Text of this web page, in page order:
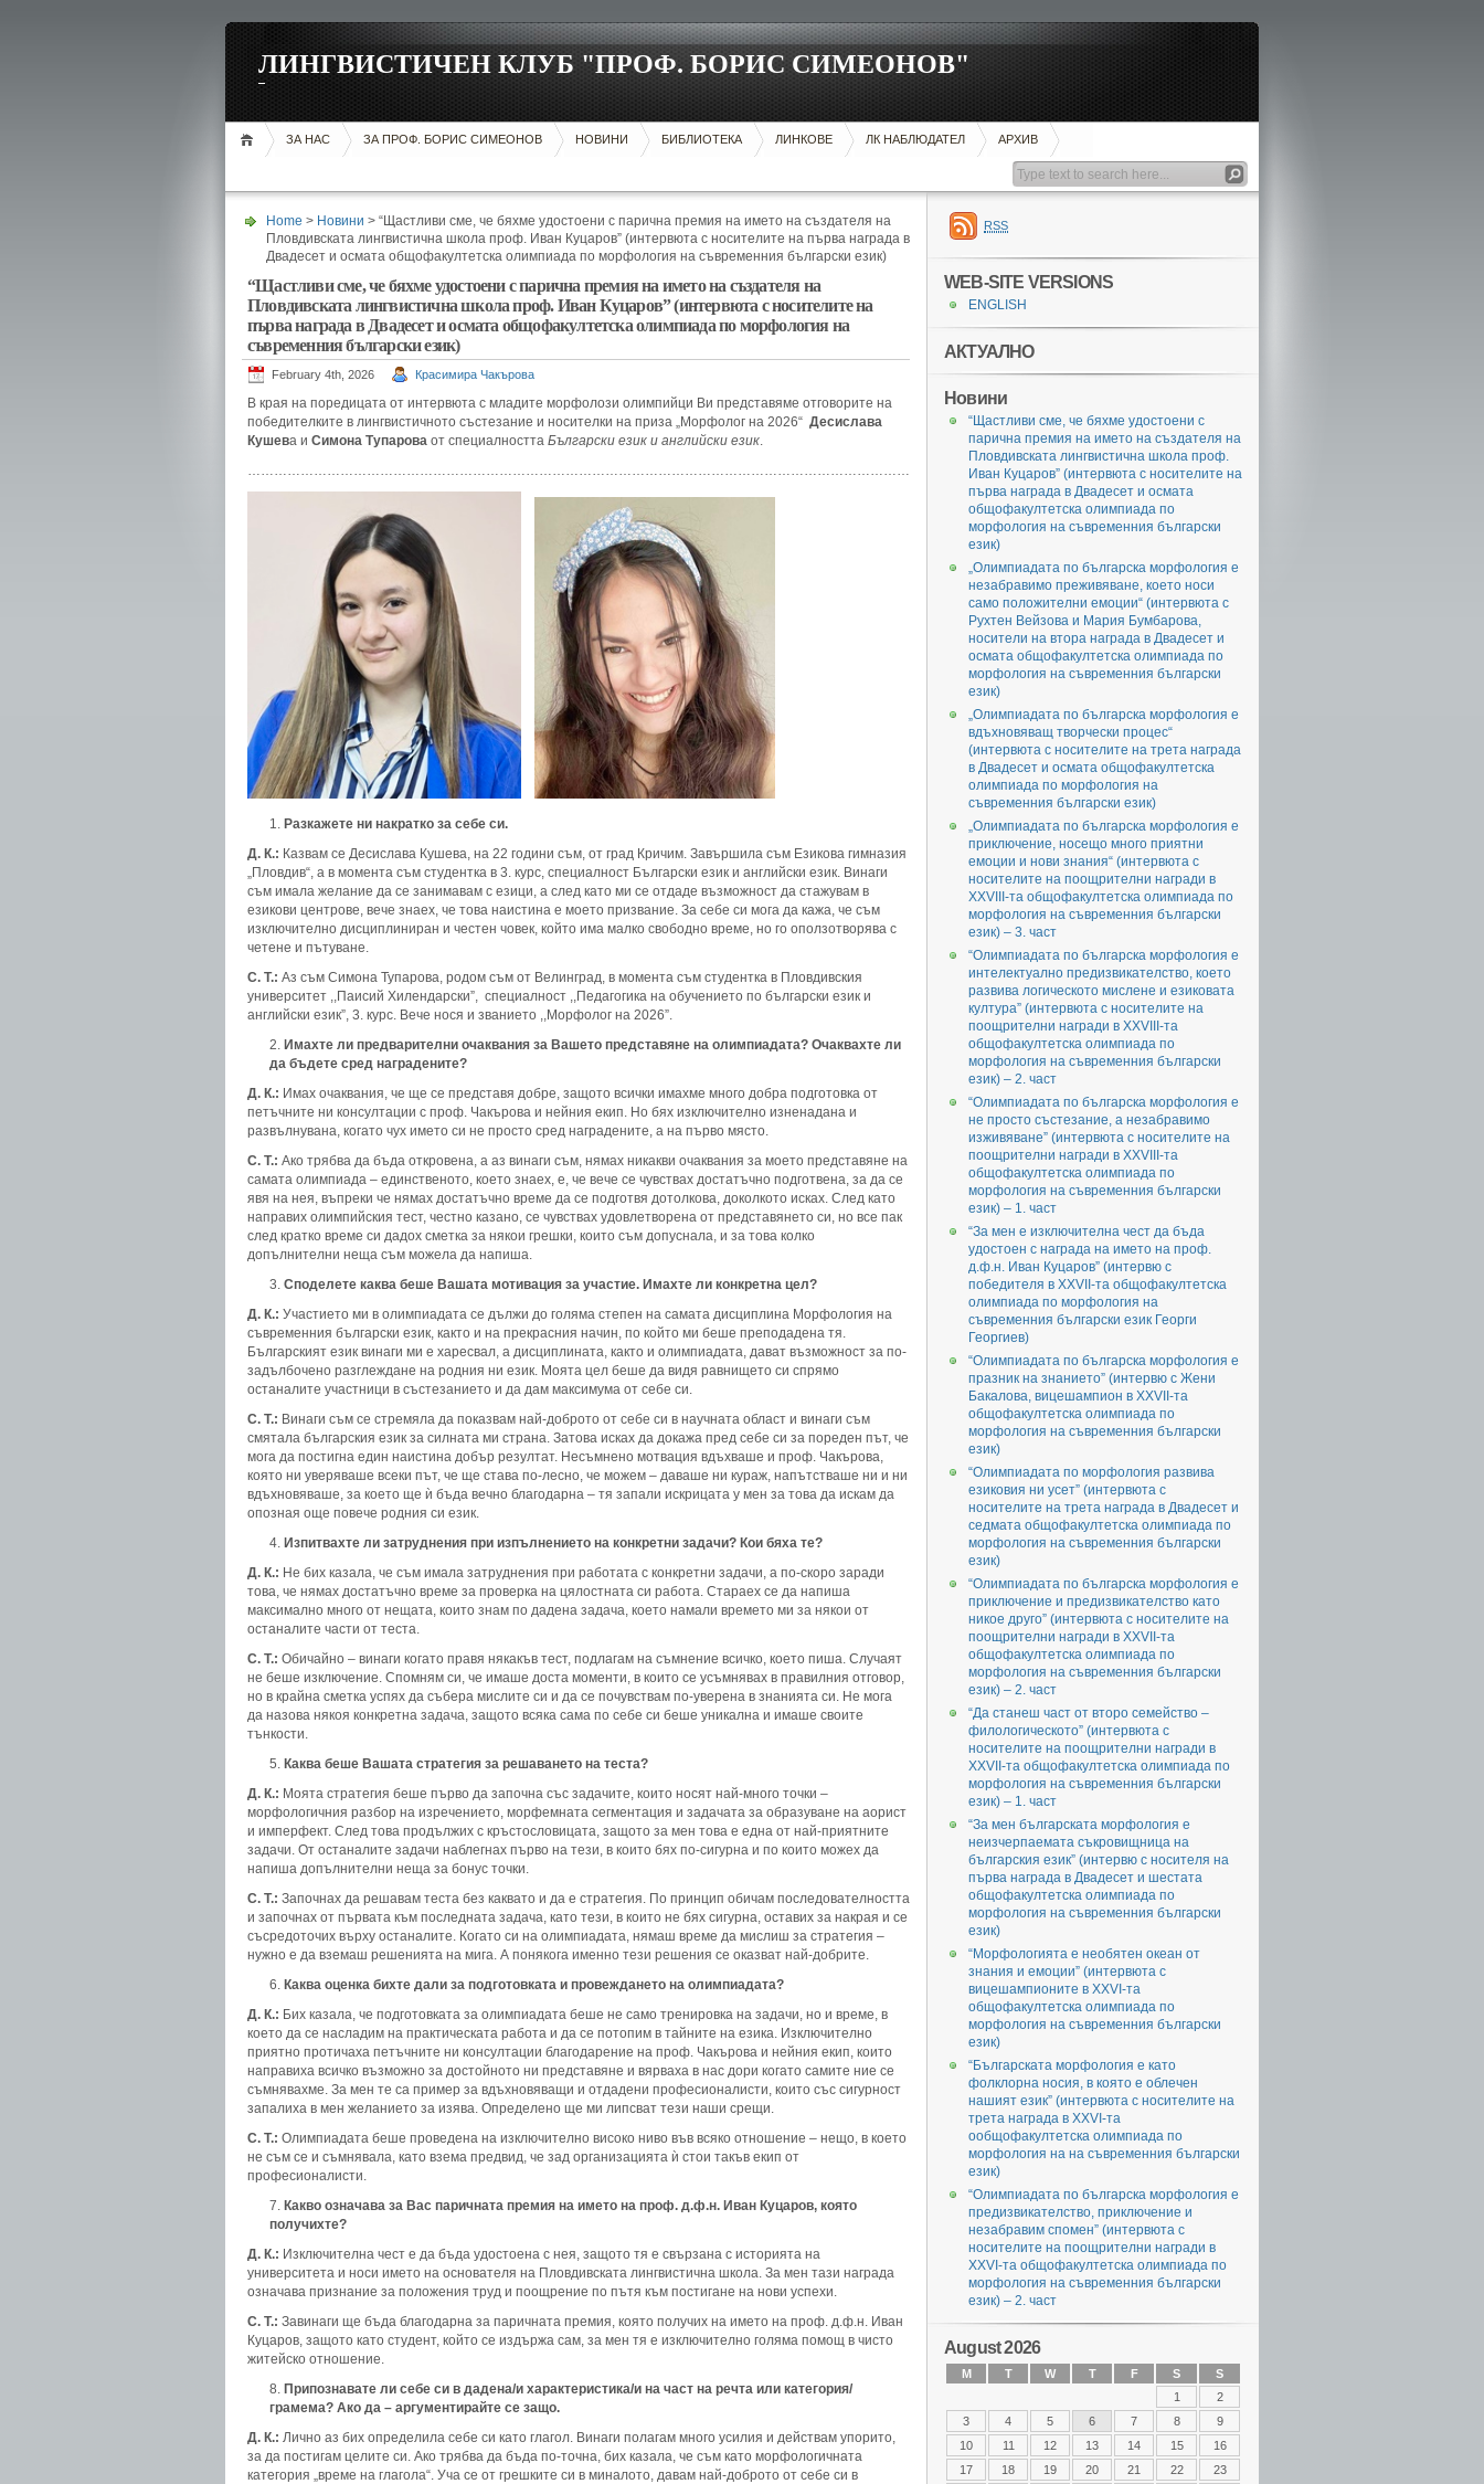
ЛИНГВИСТИЧЕН КЛУБ "ПРОФ. БОРИС СИМЕОНОВ"
ЗА НАС ЗА ПРОФ. БОРИС СИМЕОНОВ НОВИНИ БИБЛИОТЕКА ЛИНКОВЕ ЛК НАБЛЮДАТЕЛ АРХИВ
Home > Новини > “Щастливи сме, че бяхме удостоени с парична премия на името на създателя на
Пловдивската лингвистична школа проф. Иван Куцаров” (интервюта с носителите на първа награда в
Двадесет и осмата общофакултетска олимпиада по морфология на съвременния български език)
“Щастливи сме, че бяхме удостоени с парична премия на името на създателя на
Пловдивската лингвистична школа проф. Иван Куцаров” (интервюта с носителите на
първа награда в Двадесет и осмата общофакултетска олимпиада по морфология на
съвременния български език)
February 4th, 2026 Красимира Чакърова
В края на поредицата от интервюта с младите морфолози олимпийци Ви представяме отговорите на
победителките в лингвистичното състезание и носителки на приза „Морфолог на 2026“ Десислава
Кушева и Симона Тупарова от специалността Български език и английски език.
……………………………………………………………………………………………………………………………………………………….
Разкажете ни накратко за себе си.
Д. К.: Казвам се Десислава Кушева, на 22 години съм, от град Кричим. Завършила съм Езикова гимназия
„Пловдив“, а в момента съм студентка в 3. курс, специалност Български език и английски език. Винаги
съм имала желание да се занимавам с езици, а след като ми се отдаде възможност да стажувам в
езикови центрове, вече знаех, че това наистина е моето призвание. За себе си мога да кажа, че съм
изключително дисциплиниран и честен човек, който има малко свободно време, но го оползотворява с
четене и пътуване.
С. Т.: Аз съм Симона Тупарова, родом съм от Велинград, в момента съм студентка в Пловдивския
университет ,,Паисий Хилендарски”, специалност ,,Педагогика на обучението по български език и
английски език”, 3. курс. Вече нося и званието ,,Морфолог на 2026”.
Имахте ли предварителни очаквания за Вашето представяне на олимпиадата? Очаквахте ли
да бъдете сред наградените?
Д. К.: Имах очаквания, че ще се представя добре, защото всички имахме много добра подготовка от
петъчните ни консултации с проф. Чакърова и нейния екип. Но бях изключително изненадана и
развълнувана, когато чух името си не просто сред наградените, а на първо място.
С. Т.: Ако трябва да бъда откровена, а аз винаги съм, нямах никакви очаквания за моето представяне на
самата олимпиада – единственото, което знаех, е, че вече се чувствах достатъчно подготвена, за да се
явя на нея, въпреки че нямах достатъчно време да се подготвя дотолкова, доколкото исках. След като
направих олимпийския тест, честно казано, се чувствах удовлетворена от представянето си, но все пак
след кратко време си дадох сметка за някои грешки, които съм допуснала, и за това колко
допълнителни неща съм можела да напиша.
Споделете каква беше Вашата мотивация за участие. Имахте ли конкретна цел?
Д. К.: Участието ми в олимпиадата се дължи до голяма степен на самата дисциплина Морфология на
съвременния български език, както и на прекрасния начин, по който ми беше преподадена тя.
Българският език винаги ми е харесвал, а дисциплината, както и олимпиадата, дават възможност за по-
задълбочено разглеждане на родния ни език. Моята цел беше да видя равнището си спрямо
останалите участници в състезанието и да дам максимума от себе си.
С. Т.: Винаги съм се стремяла да показвам най-доброто от себе си в научната област и винаги съм
смятала българския език за силната ми страна. Затова исках да докажа пред себе си за пореден път, че
мога да постигна един наистина добър резултат. Несъмнено мотвация вдъхваше и проф. Чакърова,
която ни уверяваше всеки път, че ще става по-лесно, че можем – даваше ни кураж, напътстваше ни и ни
вдъхновяваше, за което ще ѝ бъда вечно благодарна – тя запали искрицата у мен за това да искам да
опозная още повече родния си език.
Изпитвахте ли затруднения при изпълнението на конкретни задачи? Кои бяха те?
Д. К.: Не бих казала, че съм имала затруднения при работата с конкретни задачи, а по-скоро заради
това, че нямах достатъчно време за проверка на цялостната си работа. Стараех се да напиша
максимално много от нещата, които знам по дадена задача, което намали времето ми за някои от
останалите части от теста.
С. Т.: Обичайно – винаги когато правя някакъв тест, подлагам на съмнение всичко, което пиша. Случаят
не беше изключение. Спомням си, че имаше доста моменти, в които се усъмнявах в правилния отговор,
но в крайна сметка успях да събера мислите си и да се почувствам по-уверена в знанията си. Не мога
да назова някоя конкретна задача, защото всяка сама по себе си беше уникална и имаше своите
тънкости.
Каква беше Вашата стратегия за решаването на теста?
Д. К.: Моята стратегия беше първо да започна със задачите, които носят най-много точки –
морфологичния разбор на изречението, морфемната сегментация и задачата за образуване на аорист
и имперфект. След това продължих с кръстословицата, защото за мен това е една от най-приятните
задачи. От останалите задачи наблегнах първо на тези, в които бях по-сигурна и по които можех да
напиша допълнителни неща за бонус точки.
С. Т.: Започнах да решавам теста без каквато и да е стратегия. По принцип обичам последователността
и започнах от първата към последната задача, като тези, в които не бях сигурна, оставих за накрая и се
съсредоточих върху останалите. Когато си на олимпиадата, нямаш време да мислиш за стратегия –
нужно е да вземаш решенията на мига. А понякога именно тези решения се оказват най-добрите.
Каква оценка бихте дали за подготовката и провеждането на олимпиадата?
Д. К.: Бих казала, че подготовката за олимпиадата беше не само тренировка на задачи, но и време, в
което да се насладим на практическата работа и да се потопим в тайните на езика. Изключително
приятно протичаха петъчните ни консултации благодарение на проф. Чакърова и нейния екип, които
направиха всичко възможно за достойното ни представяне и вярваха в нас дори когато самите ние се
съмнявахме. За мен те са пример за вдъхновяващи и отдадени професионалисти, които със сигурност
запалиха в мен желанието за изява. Определено ще ми липсват тези наши срещи.
С. Т.: Олимпиадата беше проведена на изключително високо ниво във всяко отношение – нещо, в което
не съм се и съмнявала, като взема предвид, че зад организацията ѝ стои такъв екип от
професионалисти.
Какво означава за Вас паричната премия на името на проф. д.ф.н. Иван Куцаров, която
получихте?
Д. К.: Изключителна чест е да бъда удостоена с нея, защото тя е свързана с историята на
университета и носи името на основателя на Пловдивската лингвистична школа. За мен тази награда
означава признание за положения труд и поощрение по пътя към постигане на нови успехи.
С. Т.: Завинаги ще бъда благодарна за паричната премия, която получих на името на проф. д.ф.н. Иван
Куцаров, защото като студент, който се издържа сам, за мен тя е изключително голяма помощ в чисто
житейско отношение.
Припознавате ли себе си в дадена/и характеристика/и на част на речта или категория/
грамема? Ако да – аргументирайте се защо.
Д. К.: Лично аз бих определила себе си като глагол. Винаги полагам много усилия и действам упорито,
за да постигам целите си. Ако трябва да бъда по-точна, бих казала, че съм като морфологичната
категория „време на глагола“. Уча се от грешките си в миналото, давам най-доброто от себе си в
RSS
WEB-SITE VERSIONS
ENGLISH
АКТУАЛНО
Новини
“Щастливи сме, че бяхме удостоени с
парична премия на името на създателя на
Пловдивската лингвистична школа проф.
Иван Куцаров” (интервюта с носителите на
първа награда в Двадесет и осмата
общофакултетска олимпиада по
морфология на съвременния български
език)
„Олимпиадата по българска морфология е
незабравимо преживяване, което носи
само положителни емоции“ (интервюта с
Рухтен Вейзова и Мария Бумбарова,
носители на втора награда в Двадесет и
осмата общофакултетска олимпиада по
морфология на съвременния български
език)
„Олимпиадата по българска морфология е
вдъхновяващ творчески процес“
(интервюта с носителите на трета награда
в Двадесет и осмата общофакултетска
олимпиада по морфология на
съвременния български език)
„Олимпиадата по българска морфология е
приключение, носещо много приятни
емоции и нови знания“ (интервюта с
носителите на поощрителни награди в
XXVIII-та общофакултетска олимпиада по
морфология на съвременния български
език) – 3. част
“Олимпиадата по българска морфология е
интелектуално предизвикателство, което
развива логическото мислене и езиковата
култура” (интервюта с носителите на
поощрителни награди в XXVIII-та
общофакултетска олимпиада по
морфология на съвременния български
език) – 2. част
“Олимпиадата по българска морфология е
не просто състезание, а незабравимо
изживяване” (интервюта с носителите на
поощрителни награди в XXVIII-та
общофакултетска олимпиада по
морфология на съвременния български
език) – 1. част
“За мен е изключителна чест да бъда
удостоен с награда на името на проф.
д.ф.н. Иван Куцаров” (интервю с
победителя в XXVII-та общофакултетска
олимпиада по морфология на
съвременния български език Георги
Георгиев)
“Олимпиадата по българска морфология е
празник на знанието” (интервю с Жени
Бакалова, вицешампион в XXVII-та
общофакултетска олимпиада по
морфология на съвременния български
език)
“Олимпиадата по морфология развива
езиковия ни усет” (интервюта с
носителите на трета награда в Двадесет и
седмата общофакултетска олимпиада по
морфология на съвременния български
език)
“Олимпиадата по българска морфология е
приключение и предизвикателство като
никое друго” (интервюта с носителите на
поощрителни награди в XXVII-та
общофакултетска олимпиада по
морфология на съвременния български
език) – 2. част
“Да станеш част от второ семейство –
филологическото” (интервюта с
носителите на поощрителни награди в
XXVII-та общофакултетска олимпиада по
морфология на съвременния български
език) – 1. част
“За мен българската морфология е
неизчерпаемата съкровищница на
българския език” (интервю с носителя на
първа награда в Двадесет и шестата
общофакултетска олимпиада по
морфология на съвременния български
език)
“Морфологията е необятен океан от
знания и емоции” (интервюта с
вицешампионите в XXVI-та
общофакултетска олимпиада по
морфология на съвременния български
език)
“Българската морфология е като
фолклорна носия, в която е облечен
нашият език” (интервюта с носителите на
трета награда в XXVI-та
ообщофакултетска олимпиада по
морфология на на съвременния български
език)
“Олимпиадата по българска морфология е
предизвикателство, приключение и
незабравим спомен” (интервюта с
носителите на поощрителни награди в
XXVI-та общофакултетска олимпиада по
морфология на съвременния български
език) – 2. част
August 2026
M T W T F S
S
1
2
3
4 5 6 7 8
9
10
11 12 13 14 15
16
17
18 19 20 21 22
23